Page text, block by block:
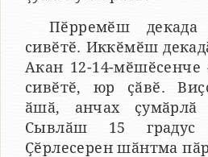
Пӗрремӗш декада
сивӗтӗ. Иккӗмӗш
Акан 12-14-мӗшӗсенче
сивӗтӗ, юр ҫӑвӗ.
ӑшӑ, анчах ҫумӑрлӑ
Сывлӑш 15 градус
Ҫӗрлесерен шӑнтма